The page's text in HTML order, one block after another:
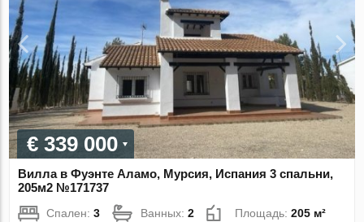
€ 339 000
Вилла в Фуэнте Аламо, Мурсия, Испания 3 спальни,
205м2 №171737
Спален:3 Ванных:2 Площадь:205 м²